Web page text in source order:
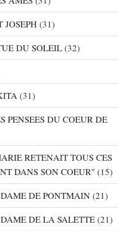
JOSEPH (31)
DU SOLEIL (32)
(31)
PENSEES DU COEUR DE
RETENAIT TOUS CES
DANS SON COEUR" (15)
DE PONTMAIN (21)
DE LA SALETTE(21)